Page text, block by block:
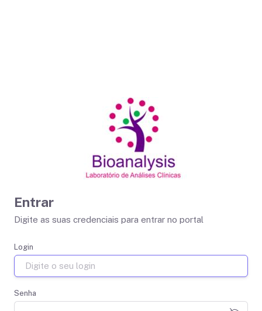
Entrar
Digite as suas credenciais para entrar no portal
Login
Senha